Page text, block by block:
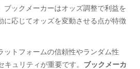
ブックメーカーはオッズ調整で利益を
に応じてオッズを変動させる点が特徴
ットフォームの信頼性やランダム性
キュリティが重要です。 ブックメーカ